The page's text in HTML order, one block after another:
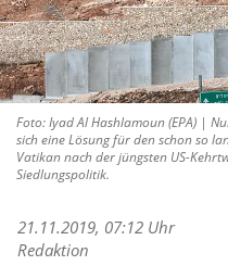
Foto: Iyad Al Hashlamoun (EPA) |
sich eine Lösung für den schon so
Vatikan nach der jüngsten US-
Siedlungspolitik.
21.11.2019, 07:12 Uhr
Redaktion